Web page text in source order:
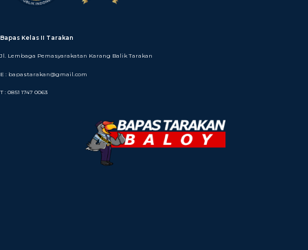
Bapas Kelas II Tarakan
Jl. Lembaga Pemasyarakatan Karang Balik Tarakan
E : bapastarakan@gmail.com
T : 0851 1747 0063